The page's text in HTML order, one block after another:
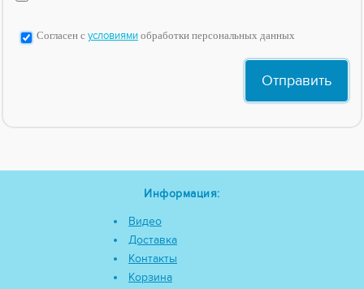
Согласен с условиями обработки персональных данных
Информация:
Видео
Доставка
Контакты
Корзина